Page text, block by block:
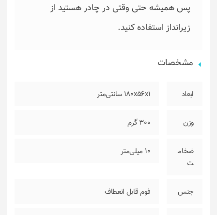
پس همیشه حتی وقتی در چادر هستید از
زیرانداز استفاده کنید.
مشخصات
ابعاد 180x56x1 سانتی‌متر
وزن 300 گرم
ضخام
ت
10 میلی‌متر
جنس فوم قابل انعطاف